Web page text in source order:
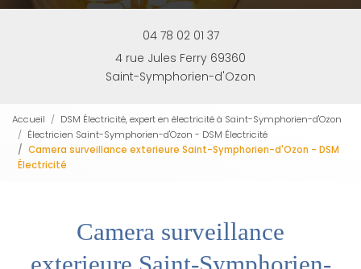
04 78 02 01 37
4 rue Jules Ferry 69360
Saint-Symphorien-d'Ozon
Accueil
DSM Électricité, expert en électricité à Saint-Symphorien-d'Ozon
Électricien Saint-Symphorien-d'Ozon - DSM Électricité
Camera surveillance exterieure Saint-Symphorien-d'Ozon - DSM
Électricité
Camera surveillance